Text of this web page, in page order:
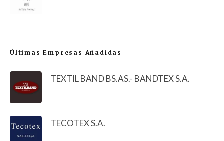
Últimas Empresas Añadidas
TEXTIL BAND BS.AS.- BANDTEX S.A.
TECOTEX S.A.